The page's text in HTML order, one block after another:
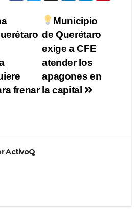
Municipio
de Querétaro
exige a CFE
atender los
apagones en
la capital
frenar
ActivoQ